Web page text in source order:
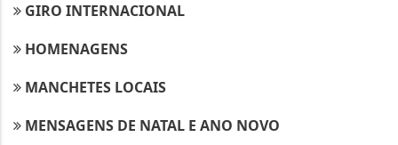
GIRO INTERNACIONAL
HOMENAGENS
MANCHETES LOCAIS
MENSAGENS DE NATAL E ANO NOVO